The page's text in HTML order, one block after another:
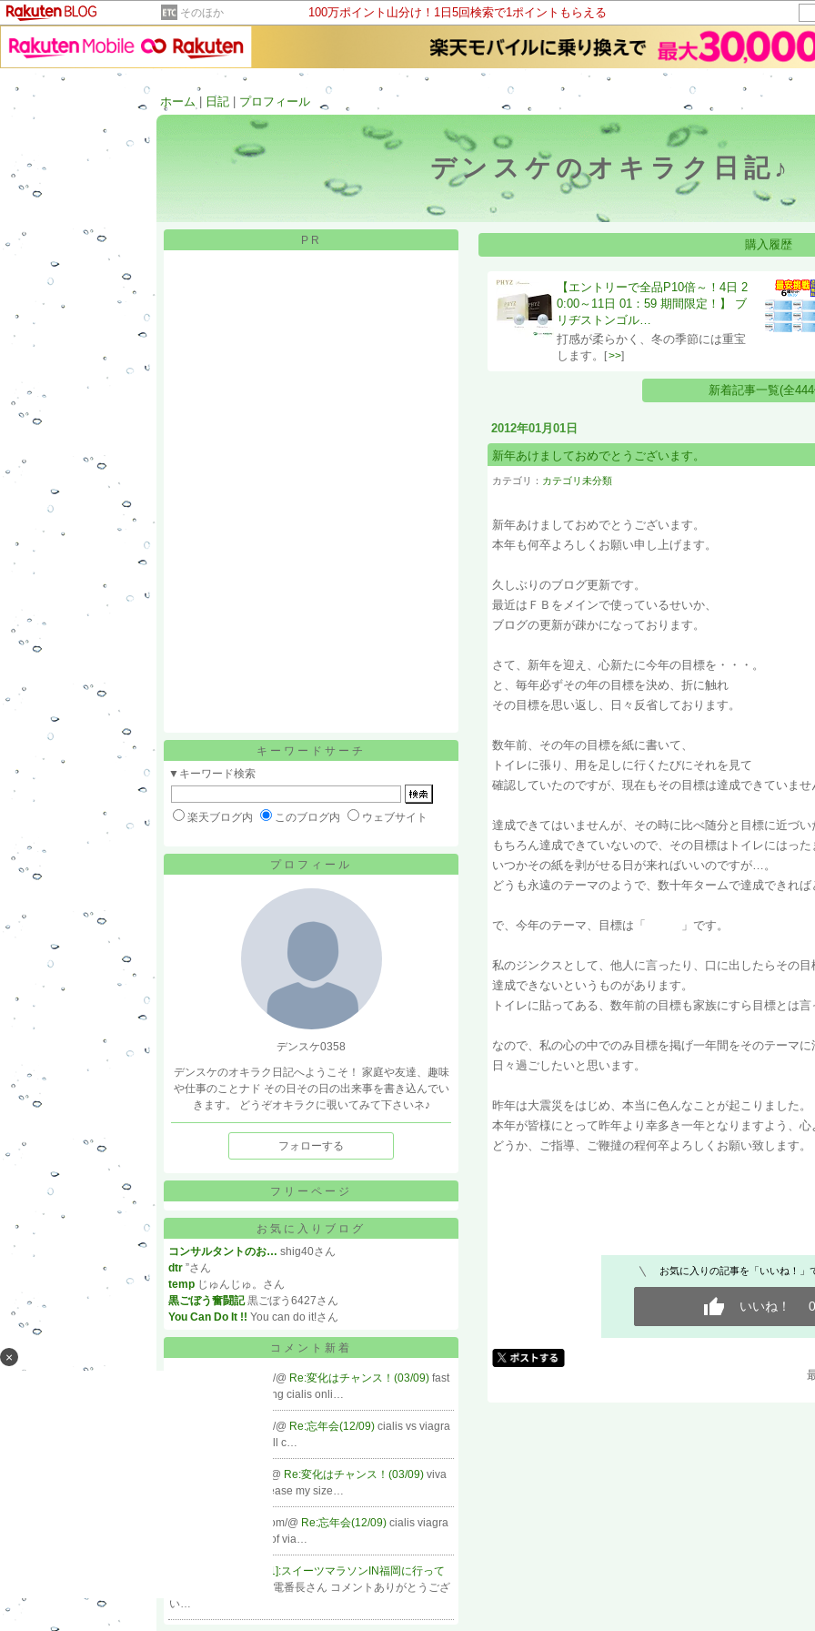
そのほか 100万ポイント山分け！1日5回検索で1ポイントもらえる
ホーム 日記 プロフィール
デンスケのオキラク日記♪
PR
×
キーワードサーチ
▼キーワード検索
楽天ブログ内 このブログ内 ウェブサイト
プロフィール
デンスケ0358
デンスケのオキラク日記へようこそ！ 家庭や友達、趣味
や仕事のことナド その日その日の出来事を書き込んでい
きます。 どうぞオキラクに覗いてみて下さいネ♪
フォローする
フリーページ
お気に入りブログ
コンサルタントのお… shig40さん
dtr ”さん
temp じゅんじゅ。さん
黒ごぼう奮闘記黒ごぼう6427さん
You Can Do It !! You can do it!さん
コメント新着
http://buycialisky.com/@ Re:変化はチャンス！(03/09) fast
est delivery purchasing cialis onli…
http://buycialisky.com/@ Re:忘年会(12/09) cialis vs viagra
performancewhen will c…
http://cialisvbuy.com/@ Re:変化はチャンス！(03/09) viva
cialisdoes cialis increase my size…
http://buycialisonla.com/@ Re:忘年会(12/09) cialis viagra
samplerfree sample of via…
Re[1]:スイーツマラソンIN福岡に行って
家電番長さん コメントありがとうござ
い…
購入履歴
【エントリーで全品P10倍～！4日 2
0:00～11日 01：59 期間限定！】 ブ
リヂストンゴル…
打感が柔らかく、冬の季節には重宝
します。
[>>]
新着記事一覧(全
2012年01月01日
新年あけましておめでとうございます。
カテゴリ： カテゴリ未分類
新年あけましておめでとうございます。
本年も何卒よろしくお願い申し上げます。
久しぶりのブログ更新です。
最近はＦＢをメインで使っているせいか、
ブログの更新が疎かになっております。
さて、新年を迎え、心新たに今年の目標を・・・。
と、毎年必ずその年の目標を決め、折に触れ
その目標を思い返し、日々反省しております。
数年前、その年の目標を紙に書いて、
トイレに張り、用を足しに行くたびにそれを見て
確認していたのですが、現在もその目標は達成できていませ
達成できてはいませんが、その時に比べ随分と目標に近づ
もちろん達成できていないので、その目標はトイレにはっ
いつかその紙を剥がせる日が来ればいいのですが…。
どうも永遠のテーマのようで、数十年タームで達成できれ
で、今年のテーマ、目標は「 」です。
私のジンクスとして、他人に言ったり、口に出したらその目
達成できないというものがあります。
トイレに貼ってある、数年前の目標も家族にすら目標とは
なので、私の心の中でのみ目標を掲げ一年間をそのテーマに
日々過ごしたいと思います。
昨年は大震災をはじめ、本当に色んなことが起こりました。
本年が皆様にとって昨年より幸多き一年となりますよう、
どうか、ご指導、ご鞭撻の程何卒よろしくお願い致します。
お気に入りの記事を「いいね！」
いいね！